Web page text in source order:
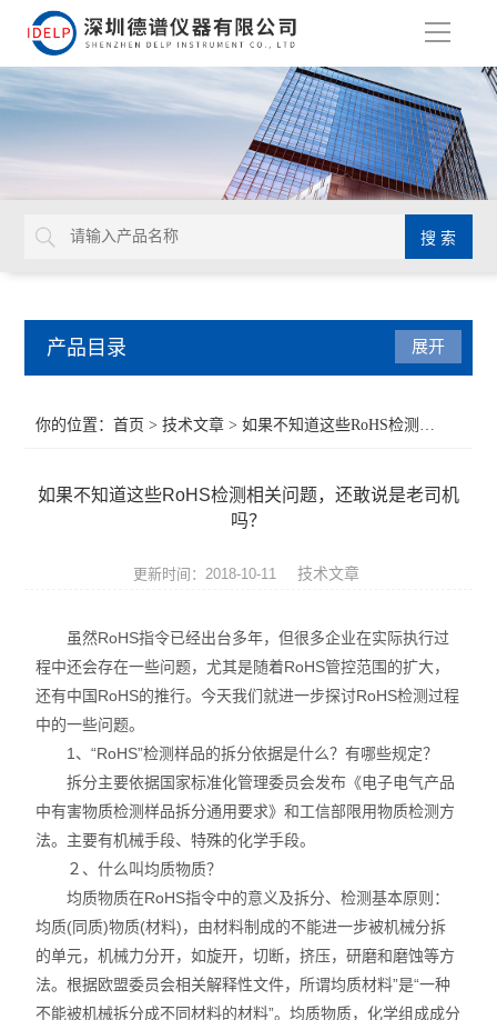
导
产品目录
ROHS仪器
卤素检测仪
环保检测仪
液相色谱仪
X射线光谱仪
矿石分析仪
合金分析仪
元素分析仪
展开
你的位置：首页 >技术文章 > 如果不知道这些RoHS检测相关问题，还敢说是老司机吗？
如果不知道这些RoHS检测相关问题，还敢说是老司机
吗？
更新时间：2018-10-11 技术文章
虽然RoHS指令已经出台多年，但很多企业在实际执行过
程中还会存在一些问题，尤其是随着RoHS管控范围的扩大，
还有中国RoHS的推行。今天我们就进一步探讨RoHS检测过程
中的一些问题。
1、“RoHS”检测样品的拆分依据是什么？有哪些规定？
拆分主要依据国家标准化管理委员会发布《电子电气产品
中有害物质检测样品拆分通用要求》和工信部限用物质检测方
法。主要有机械手段、特殊的化学手段。
２、什么叫均质物质？
均质物质在RoHS指令中的意义及拆分、检测基本原则：
均质(同质)物质(材料)，由材料制成的不能进一步被机械分拆
的单元，机械力分开，如旋开，切断，挤压，研磨和磨蚀等方
法。根据欧盟委员会相关解释性文件，所谓均质材料”是“一种
不能被机械拆分成不同材料的材料”。均质物质，化学组成成分